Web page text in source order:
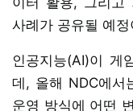
사례가 공유될 예정
인공지능(AI)이 게
데, 올해 NDC에서
운영 방식에 어떤